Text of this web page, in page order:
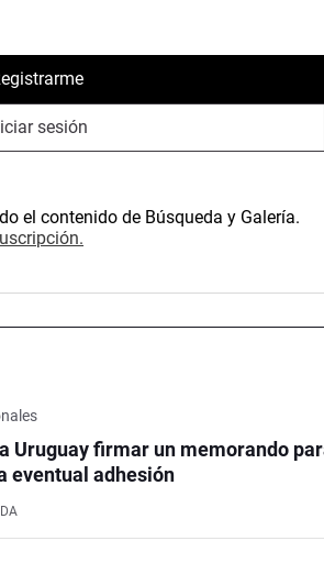
sesión
el contenido de Búsqueda y Galería.
Uruguay firmar un memorando
eventual adhesión